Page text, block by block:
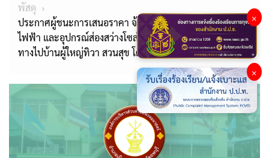
พัสดุ
ประกาศผู้ชนะการเสนอราคา จ้างโครงการติดตั้งระบบ
ไฟฟ้า และอุปกรณ์ส่องสว่างโซล่าเซลล์อัจฉริยะ หมู่ที่ 4 สาย
ทางไปบ้านผู้ใหญ่ทิวา สวนสุข โดยวิธีเฉพาะเจาะจง
×
×